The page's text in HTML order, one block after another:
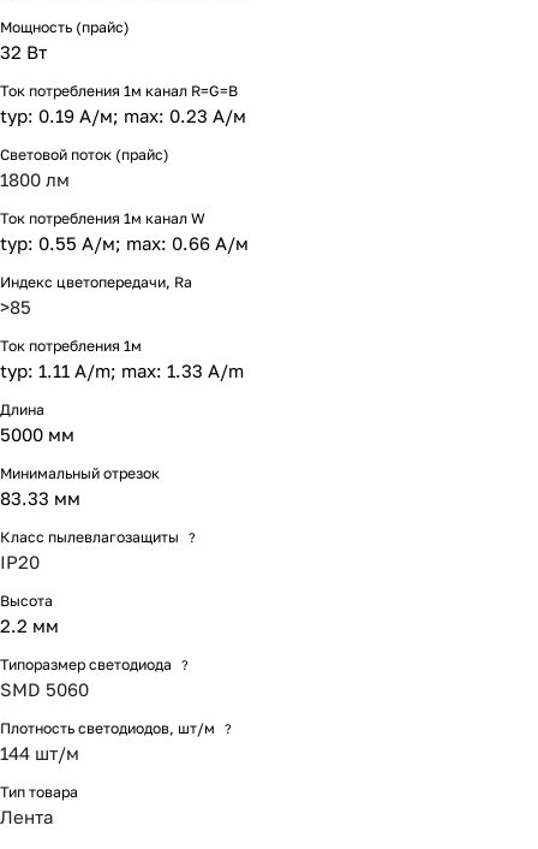
Мощность (прайс)
32 Вт
Ток потребления 1м канал R=G=B
typ: 0.19 А/м; max: 0.23 А/м
Световой поток (прайс)
1800 лм
Ток потребления 1м канал W
typ: 0.55 А/м; max: 0.66 А/м
Индекс цветопередачи, Ra
>85
Ток потребления 1м
typ: 1.11 A/m; max: 1.33 A/m
Длина
5000 мм
Минимальный отрезок
83.33 мм
Класс пылевлагозащиты ?
IP20
Высота
2.2 мм
Типоразмер светодиода ?
SMD 5060
Плотность светодиодов, шт/м ?
144 шт/м
Тип товара
Лента